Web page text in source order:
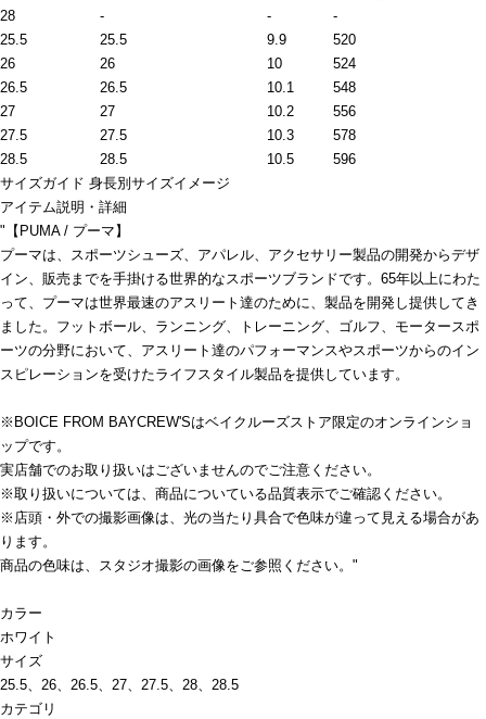
28
- -
-
25.5
25.5 9.9
520
26
26 10
524
26.5
26.5 10.1
548
27
27 10.2
556
27.5
27.5 10.3
578
28.5
28.5 10.5
596
サイズガイド 身長別サイズイメージ
アイテム説明・詳細
"【PUMA / プーマ】
プーマは、スポーツシューズ、アパレル、アクセサリー製品の開発からデザ
イン、販売までを手掛ける世界的なスポーツブランドです。65年以上にわた
って、プーマは世界最速のアスリート達のために、製品を開発し提供してき
ました。フットボール、ランニング、トレーニング、ゴルフ、モータースポ
ーツの分野において、アスリート達のパフォーマンスやスポーツからのイン
スピレーションを受けたライフスタイル製品を提供しています。
※BOICE FROM BAYCREW'Sはベイクルーズストア限定のオンラインショ
ップです。
実店舗でのお取り扱いはございませんのでご注意ください。
※取り扱いについては、商品についている品質表示でご確認ください。
※店頭・外での撮影画像は、光の当たり具合で色味が違って見える場合があ
ります。
商品の色味は、スタジオ撮影の画像をご参照ください。"
カラー
ホワイト
サイズ
25.5、26、26.5、27、27.5、28、28.5
カテゴリ